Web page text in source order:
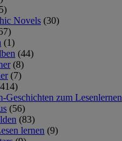
Novels (30)
(1)
(44)
(8)
(7)
Geschichten zum Lesenlernen
(56)
(83)
lernen (9)